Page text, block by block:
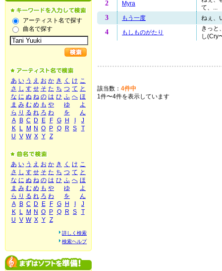
アーティスト名で探す
曲名で探す
あ い う え お か き く け こ
さ し す せ そ た ち つ て と
な に ぬ ね の は ひ ふ へ ほ
ま み む め も や ゆ
よ
ら り る れ ろ わ を
ん
A
B C D E F G H
J
K
L M N O P Q R S
T
U V W X Y Z
あ い う え お か き く け こ
さ し す せ そ た ち つ て と
な に ぬ ね の は ひ ふ へ ほ
ま み む め も や ゆ
よ
ら り る れ ろ わ を
ん
A
B C D E F G H
J
K
L M N O P Q R S
T
U V W X Y Z
詳しく検索
検索ヘルプ
2 Myra
て、...
3 もう一度 ねぇ、
4 もしものがたり
きっと
し(Cry
該当数： 4件中
1件〜4件を表示しています